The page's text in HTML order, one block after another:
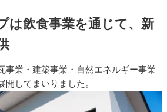
は飲食事業を通じて、新
業・建築事業・自然エネルギー事業
してまいりました。